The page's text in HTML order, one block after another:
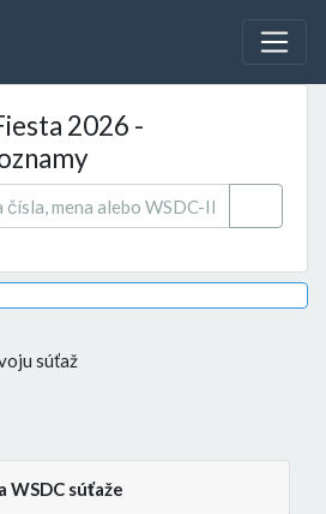
2026 -
súťaž
WSDC súťaže